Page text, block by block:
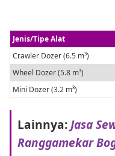
Jenis/Tipe Alat
Crawler Dozer (6.5 m³)
Wheel Dozer (5.8 m³)
Mini Dozer (3.2 m³)
Lainnya:Jasa
Ranggamekar